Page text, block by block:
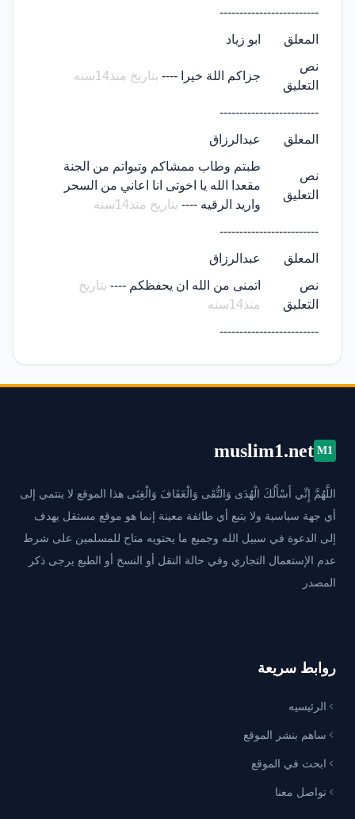
-------------------------
المعلق
ابو زياد
نص
التعليق
جزاكم اللة خيرا ---- بتاريخ منذ14سنه
-------------------------
المعلق
عبدالرزاق
نص
التعليق
طبتم وطاب ممشاكم وتبواتم من الجنة
مقعدا الله يا اخوتى انا اعاني من السحر
واريد الرقيه ---- بتاريخ منذ14سنه
-------------------------
المعلق
عبدالرزاق
نص
التعليق
اتمنى من الله ان يحفظكم ---- بتاريخ
منذ14سنه
-------------------------
M1
muslim1.net
اللَّهُمَّ إِنِّي أَسْأَلُكَ الْهُدَى وَالتُّقَى وَالْعَفَافَ وَالْغِنَى هذا الموقع لا ينتمي إلى
أي جهة سياسية ولا يتبع أي طائفة معينة إنما هو موقع مستقل يهدف
إلى الدعوة في سبيل الله وجميع ما يحتويه متاح للمسلمين على شرط
عدم الإستعمال التجاري وفي حالة النقل أو النسخ أو الطبع يرجى ذكر
المصدر
روابط سريعة
الرئيسيه
ساهم بنشر الموقع
ابحث في الموقع
تواصل معنا